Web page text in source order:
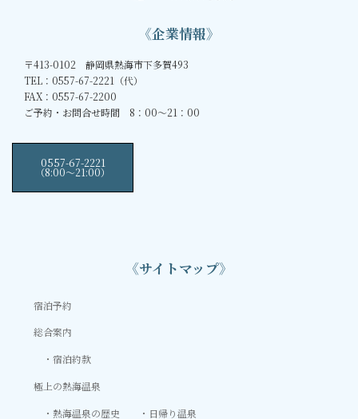
《企業情報》
〒413-0102 静岡県熱海市下多賀493
TEL：0557-67-2221（代）
FAX：0557-67-2200
ご予約・お問合せ時間 8：00～21：00
0557-67-2221
（8:00〜21:00）
《サイトマップ》
宿泊予約
総合案内
宿泊約款
極上の熱海温泉
熱海温泉の歴史
日帰り温泉